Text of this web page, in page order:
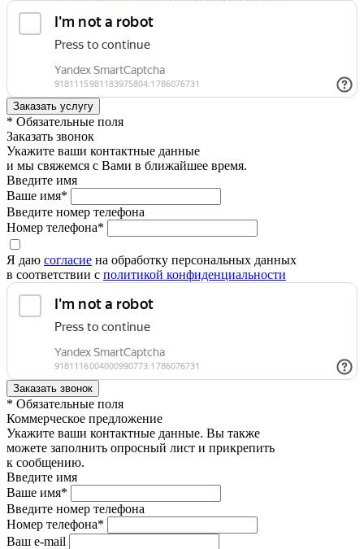
* Обязательные поля
Заказать звонок
Укажите ваши контактные данные
и мы свяжемся с Вами в ближайшее время.
Введите имя
Ваше имя*
Введите номер телефона
Номер телефона*
Я даю согласие на обработку персональных данных
в соответствии с политикой конфиденциальности
* Обязательные поля
Коммерческое предложение
Укажите ваши контактные данные. Вы также
можете заполнить опросный лист и прикрепить
к сообщению.
Введите имя
Ваше имя*
Введите номер телефона
Номер телефона*
Ваш e-mail